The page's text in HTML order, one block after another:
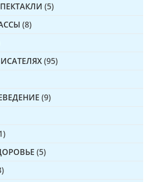
(5)
(8)
(95)
(9)
(5)